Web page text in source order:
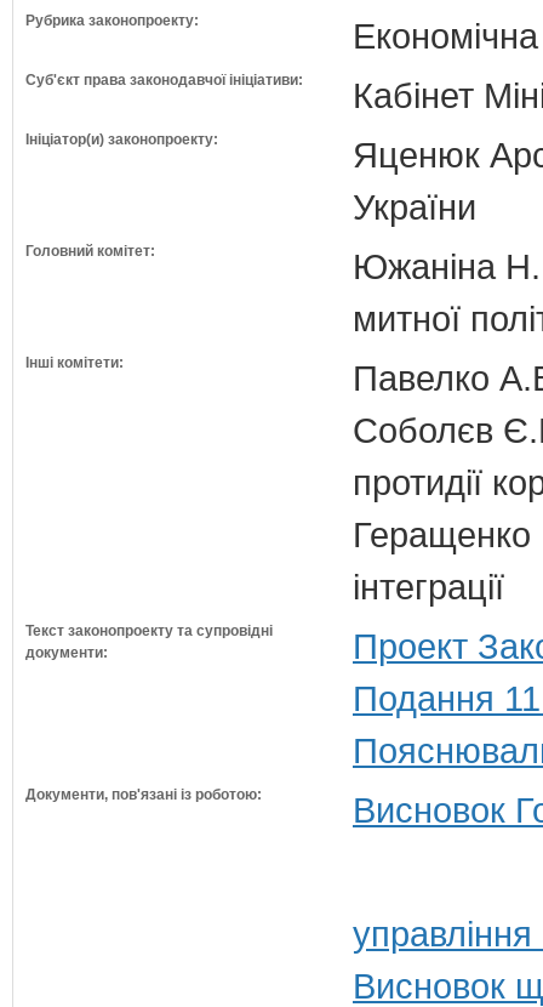
Рубрика законопроекту:
Суб'єкт права законодавчої ініціативи: Кабінет
Ініціатор(и) законопроекту:
Яценюк
України
Головний комітет:
Южаніна
митної
Інші комітети:
Павелко
Соболєв
протидії
Геращенко
інтеграції
Текст законопроекту та супровідні
документи:
Проект
Подання
Документи, пов'язані із роботою: Висновок
Висновок